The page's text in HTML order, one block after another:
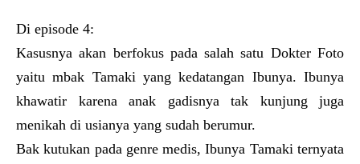
Di episode 4:
Kasusnya akan berfokus pada salah satu Dokter Foto
yaitu mbak Tamaki yang kedatangan Ibunya. Ibunya
khawatir karena anak gadisnya tak kunjung juga
menikah di usianya yang sudah berumur.
Bak kutukan pada genre medis, Ibunya Tamaki ternyata